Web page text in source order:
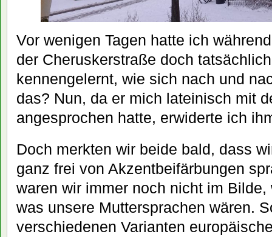
Vor wenigen Tagen hatte ich
der Cheruskerstraße doch
kennengelernt, wie sich nach und
das? Nun, da er mich lateinisch mit
angesprochen hatte, erwiderte ich
Doch merkten wir beide bald, dass
ganz frei von Akzentbeifärbungen
waren wir immer noch nicht im
was unsere Muttersprachen wären.
verschiedenen Varianten